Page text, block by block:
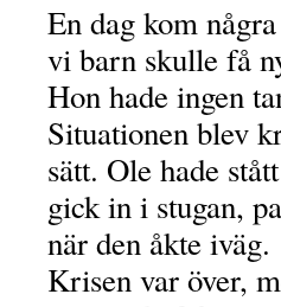
En dag kom
vi barn skulle få
Hon hade ingen
Situationen blev
sätt. Ole hade
gick in i stugan,
när den åkte iväg.
Krisen var över,